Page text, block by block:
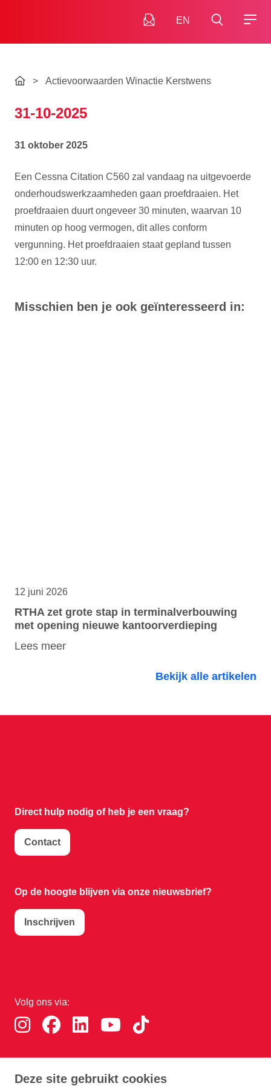
Deze site gebruikt cookies
EN
> Actievoorwaarden Winactie Kerstwens
31-10-2025
31 oktober 2025
Een Cessna Citation C560 zal vandaag na uitgevoerde
onderhoudswerkzaamheden gaan proefdraaien. Het
proefdraaien duurt ongeveer 30 minuten, waarvan 10
minuten op hoog vermogen, dit alles conform
vergunning. Het proefdraaien staat gepland tussen
12:00 en 12:30 uur.
Misschien ben je ook geïnteresseerd in:
12 juni 2026
RTHA zet grote stap in terminalverbouwing
met opening nieuwe kantoorverdieping
Lees meer
Bekijk alle artikelen
Direct hulp nodig ofheb je een vraag?
Contact
Op de hoogte blijven via onze nieuwsbrief?
Inschrijven
Volg ons via:
Download de RTHA app: